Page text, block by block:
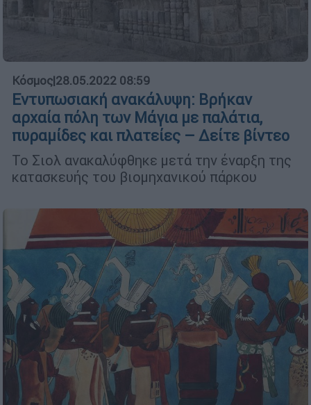
Κόσμος|28.05.2022 08:59
Εντυπωσιακή ανακάλυψη: Βρήκαν
αρχαία πόλη των Μάγια με παλάτια,
πυραμίδες και πλατείες – Δείτε βίντεο
Το Σιολ ανακαλύφθηκε μετά την έναρξη της
κατασκευής του βιομηχανικού πάρκου